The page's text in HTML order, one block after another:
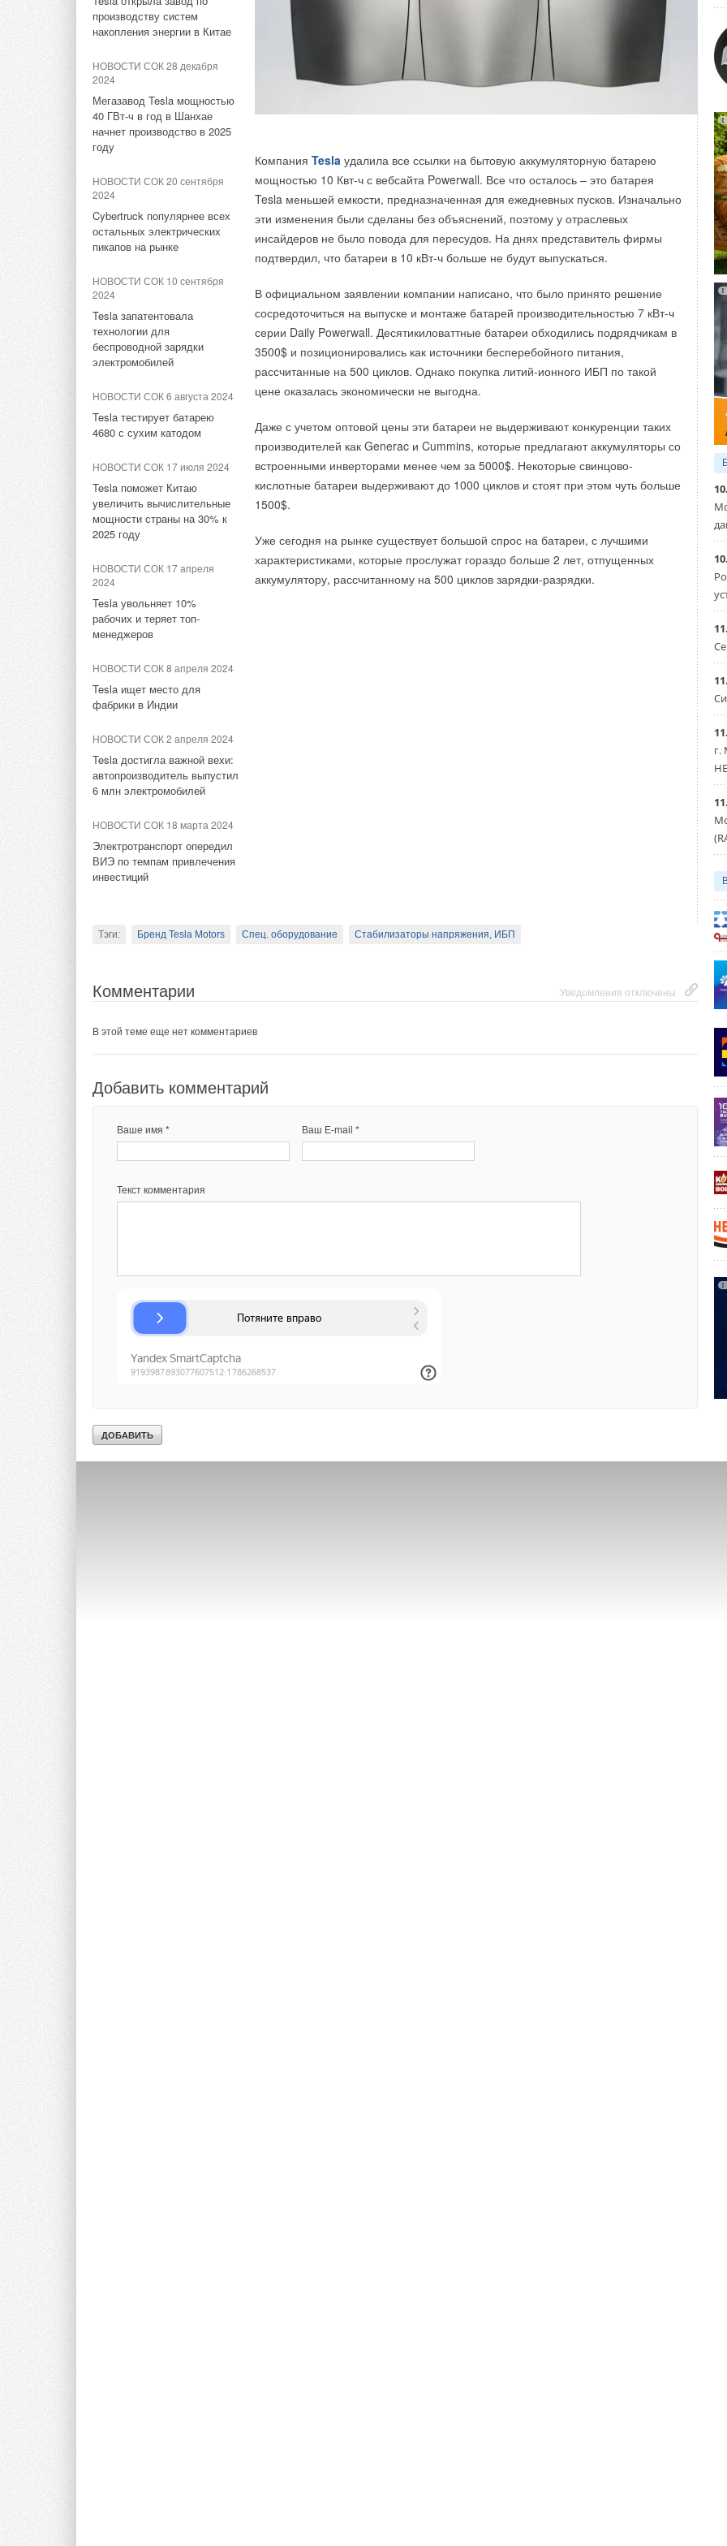
производству систем
накопления энергии в Китае
НОВОСТИ СОК 28 декабря
2024
Мегазавод Tesla мощностью
40 ГВт-ч в год в Шанхае
начнет производство в 2025
году
НОВОСТИ СОК 20 сентября
2024
Cybertruck популярнее всех
остальных электрических
пикапов на рынке
НОВОСТИ СОК 10 сентября
2024
Tesla запатентовала
технологии для
беспроводной зарядки
электромобилей
НОВОСТИ СОК 6 августа 2024
Tesla тестирует батарею
4680 с сухим катодом
НОВОСТИ СОК 17 июля 2024
Tesla поможет Китаю
увеличить вычислительные
мощности страны на 30% к
2025 году
НОВОСТИ СОК 17 апреля
2024
Tesla увольняет 10%
рабочих и теряет топ-
менеджеров
НОВОСТИ СОК 8 апреля 2024
Tesla ищет место для
фабрики в Индии
НОВОСТИ СОК 2 апреля 2024
Tesla достигла важной вехи:
автопроизводитель выпустил
6 млн электромобилей
НОВОСТИ СОК 18 марта 2024
Электротранспорт опередил
ВИЭ по темпам привлечения
инвестиций
Компания Tesla удалила все ссылки на бытовую аккумуляторную батарею
мощностью 10 Квт-ч с вебсайта Powerwall. Все что осталось – это батарея
Tesla меньшей емкости, предназначенная для ежедневных пусков. Изначально
эти изменения были сделаны без объяснений, поэтому у отраслевых
инсайдеров не было повода для пересудов. На днях представитель фирмы
подтвердил, что батареи в 10 кВт-ч больше не будут выпускаться.
В официальном заявлении компании написано, что было принято решение
сосредоточиться на выпуске и монтаже батарей производительностью 7 кВт-ч
серии Daily Powerwall. Десятикиловаттные батареи обходились подрядчикам в
3500$ и позиционировались как источники бесперебойного питания,
рассчитанные на 500 циклов. Однако покупка литий-ионного ИБП по такой
цене оказалась экономически не выгодна.
Даже с учетом оптовой цены эти батареи не выдерживают конкуренции таких
производителей как Generac и Cummins, которые предлагают аккумуляторы со
встроенными инверторами менее чем за 5000$. Некоторые свинцово-
кислотные батареи выдерживают до 1000 циклов и стоят при этом чуть больше
1500$.
Уже сегодня на рынке существует большой спрос на батареи, с лучшими
характеристиками, которые прослужат гораздо больше 2 лет, отпущенных
аккумулятору, рассчитанному на 500 циклов зарядки-разрядки.
Тэги: Бренд Tesla Motors Спец. оборудование Стабилизаторы напряжения, ИБП
Уведомления отключены
Комментарии
В этой теме еще нет комментариев
Добавить комментарий
Ваше имя * Ваш E-mail *
Текст комментария
г.
Bosch объявил о крупнейшей
за свою 137-летнюю историю
НОВОСТИ СОК 23 мая 2024
Петербургский завод Bosch
передали под управление
«Газпрома»
Bosch инвестировал в
переработку li-ion
аккумуляторов «следующего
поколения»
2024
Путин передал структуре
«Газпрома» управление
«дочками» Ariston и BSH
НОВОСТИ СОК 17 января 2023
Bоsch и Buderus
представили каталоги
продукции и решений на 2023
год
НОВОСТИ СОК 26 октября
2022
Новинка от Bosch -
флагманская серия Climate
Line 6000i
НОВОСТИ СОК 6 сентября
2022
Новый напольный
конденсационный котел
Buderus Logano Plus KB472
НОВОСТИ СОК 28 января 2022
Великолепная сотня:
оборудование брендов Bosch
Электрические накопительные водонагреватели Bosch Tronic предназначены
для приготовления горячей воды в бытовых целях. Также называемые
бойлерами, они устанавливаются на кухнях или в ванных комнатах. Серия
Tronic представлена на российском рынке пятью моделями объемом от 10 до
150 литров: 1000 T, 2000 T, 2000T minitank, 6000 T, 8000 T. Нагреватели
Отдельные модели оснащаются инновационным «сухим» тэном и
электронным термостатом. Фирменная гарантия составляет 5 лет.
Как это снималось...
Тэги: Бош Термотехника
Добавить комментарий
НОВОСТИ СОК 4 августа 2026
солнечной генерацией и
накопителем снижают
потребление на 60%
НОВОСТИ СОК 31 июля 2026
США запретили
инверторов
НОВОСТИ СОК 30 июля 2026
Уже через месяц в России
можно будет устанавливать
НОВОСТИ СОК 27 июля 2026
ВИЭ обойдут уголь по
выработке электроэнергии в
текущем году
Stiebel Eltron отмечает 50
лет производства тепловых
насосов
НОВОСТИ СОК 24 июля 2026
Китай опубликовал план
развития сектора ВИЭ на
период 2026-2030 гг.
В Дагестане ввели вторую
России ветроэлектростанции
НОВОСТИ СОК 22 июля 2026
LONGi вновь установила
эффективности тандемных
солнечных элементов —
задохнется от кислотных дождей! Посмотрите на Китай, в котором углем
топят…"
По словам Ковальчука, даже если обсуждать вариант перехода на солнечную
энергетику, данного вида генерации вряд ли хватит для работы крупных
самые батареи надо где-то разместить. Хорошо, поставите их на крыше.
Чтобы отопить и осветить дом, этого хватит, но если вам нужно крутить заводы,
понадобится крупная электростанция, - отметил он. - Не
спорю: альтернативные источники развивать необходимо, но это не панацея".
ИСТОЧНИК: ТАСС
Электромобили
Комментарии
В этой теме еще нет комментариев
Добавить комментарий
Текст комментария